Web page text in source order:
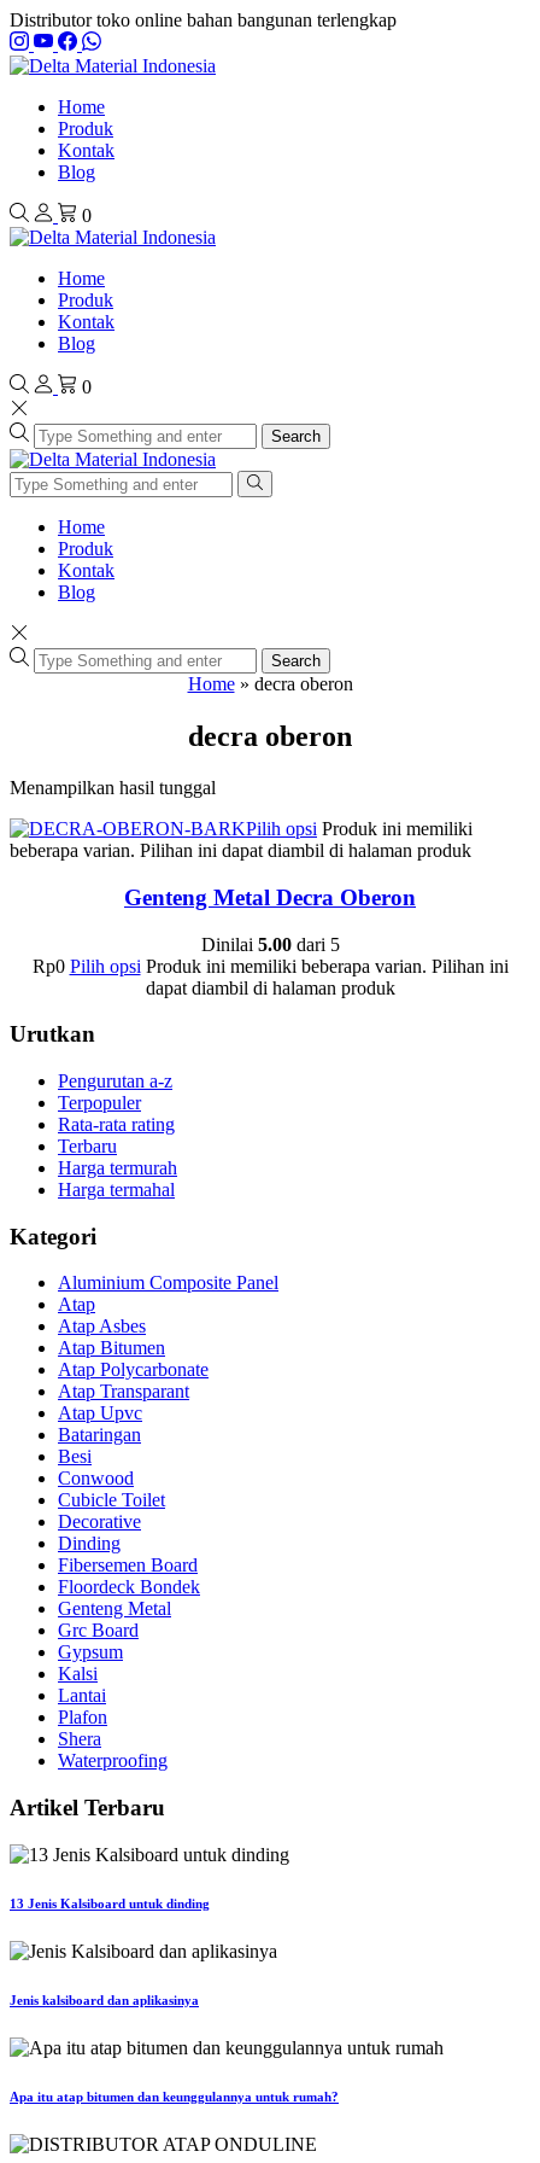
Distributor toko online bahan bangunan terlengkap
Home
Produk
Kontak
Blog
0
Home
Produk
Kontak
Blog
0
Search
Home
Produk
Kontak
Blog
Search
Home» decra oberon
decra oberon
Menampilkan hasil tunggal
Pilih opsi Produk ini memiliki
beberapa varian. Pilihan ini dapat diambil di halaman produk
Genteng Metal Decra Oberon
Dinilai 5.00dari 5
Rp0 Pilih opsi Produk ini memiliki beberapa varian. Pilihan ini
dapat diambil di halaman produk
Urutkan
Pengurutan a-z
Terpopuler
Rata-rata rating
Terbaru
Harga termurah
Harga termahal
Kategori
Aluminium Composite Panel
Atap
Atap Asbes
Atap Bitumen
Atap Polycarbonate
Atap Transparant
Atap Upvc
Bataringan
Besi
Conwood
Cubicle Toilet
Decorative
Dinding
Fibersemen Board
Floordeck Bondek
Genteng Metal
Grc Board
Gypsum
Kalsi
Lantai
Plafon
Shera
Waterproofing
Artikel Terbaru
13 Jenis Kalsiboard untuk dinding
Jenis kalsiboard dan aplikasinya
Apa itu atap bitumen dan keunggulannya untuk rumah?